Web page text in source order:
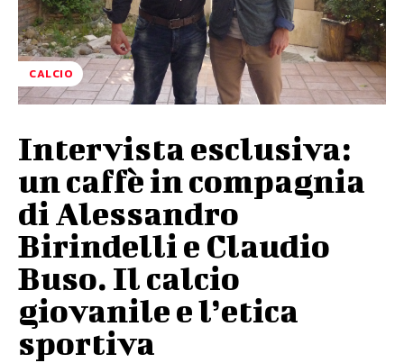
CALCIO
Intervista esclusiva:
un caffè in compagnia
di Alessandro
Birindelli e Claudio
Buso. Il calcio
giovanile e l’etica
sportiva